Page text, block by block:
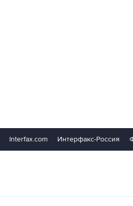
Interfax.com Интерфакс-Россия